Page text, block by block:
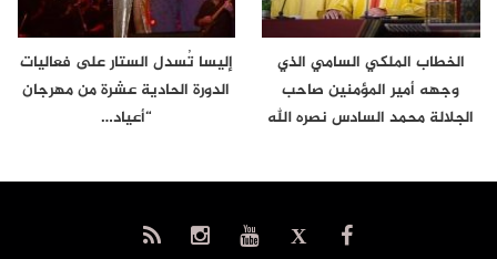
الخطاب الملكي السامي الذي
وجهه أمير المؤمنين صاحب
الجلالة محمد السادس نصره الله
إليسا تُسدل الستار على فعاليات
الدورة الحادية عشرة من مهرجان
“أعياد…